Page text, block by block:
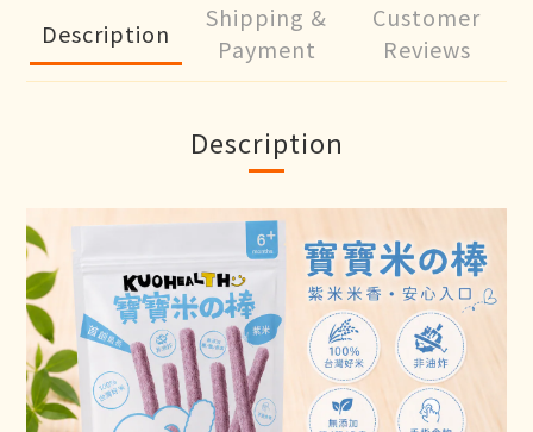
Description
Shipping &
Payment
Customer
Reviews
Description